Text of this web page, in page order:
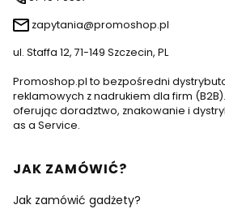
zapytania@promoshop.pl
ul. Staffa 12, 71-149 Szczecin, PL
Promoshop.pl to bezpośredni
reklamowych z nadrukiem dla firm (B2B).
oferując doradztwo, znakowanie i
as a Service.
Linki w stopce
JAK ZAMÓWIĆ?
Jak zamówić gadżety?